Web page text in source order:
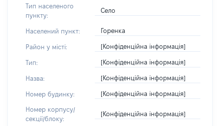
Тип населеного
пункту:
Село
Населений пункт: Горенка
Район у місті: [Конфіденційна інформація]
Тип: [Конфіденційна інформація]
Назва: [Конфіденційна інформація]
Номер будинку: [Конфіденційна інформація]
Номер корпусу/
секції/блоку:
[Конфіденційна інформація]